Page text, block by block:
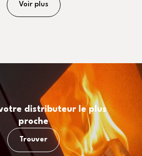
Voir plus
votre distributeur le plus
proche
Trouver